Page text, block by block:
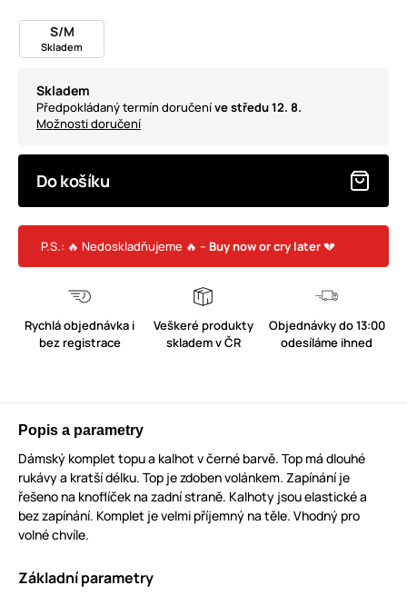
S/M
Skladem
Skladem
Předpokládaný termín doručeníve středu 12. 8.
Možnosti doručení
Do košíku
P.S.: 🔥 Nedoskladňujeme 🔥 – Buy now or cry later💔
Rychlá objednávka i
bez registrace
Veškeré produkty
skladem v ČR
Objednávky do 13:00
odesíláme ihned
Popis a parametry
Dámský komplet topu a kalhot v černé barvě. Top má dlouhé
rukávy a kratší délku. Top je zdoben volánkem. Zapínání je
řešeno na knoflíček na zadní straně. Kalhoty jsou elastické a
bez zapínání. Komplet je velmi příjemný na těle. Vhodný pro
volné chvíle.
Základní parametry